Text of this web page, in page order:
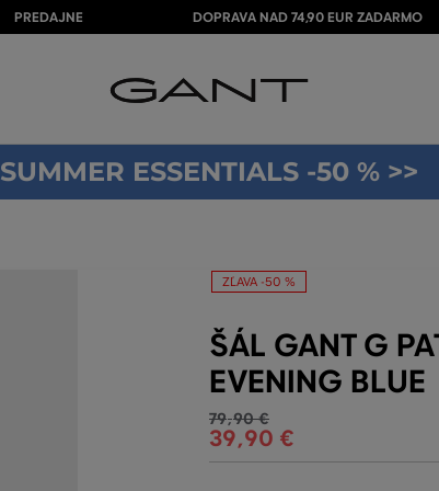
PREDAJNE DOPRAVA NAD 74,90 EUR ZADARMO
SUMMER ESSENTIALS -50 % >>
ZĽAVA -50 %
ŠÁL GANT G
EVENING BLUE
79,90 €
39,90 €